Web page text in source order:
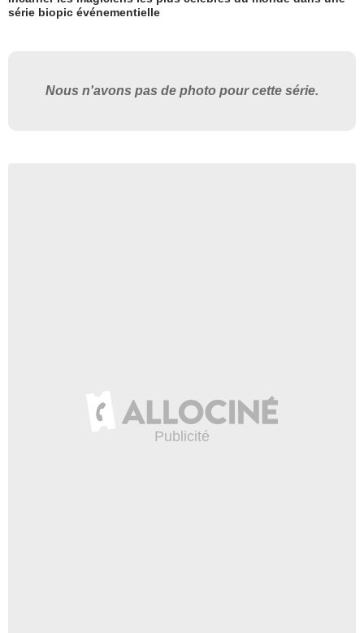
série biopic événementielle
Nous n'avons pas de photo pour cette série.